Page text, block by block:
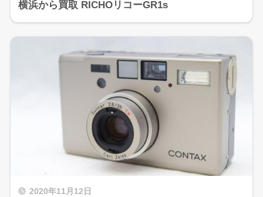
横浜から買取 RICHOリコーGR1s
2020年11月12日